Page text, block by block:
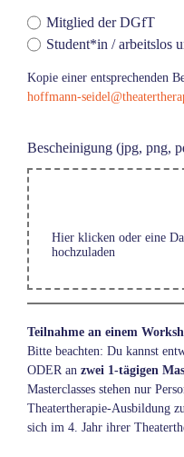
Mitglied der DGfT
Student*in / arbeitslos
Kopie einer entsprechenden
hoffmann-
Bescheinigung (jpg, png,
Hier klicken oder eine
hochzuladen
Teilnahme an einem
Bitte beachten: Du kannst
ODER an zwei 1-tägigen
Masterclasses stehen nur
Theatertherapie-Ausbildung
sich im 4. Jahr ihrer